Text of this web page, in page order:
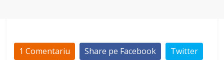
1 Comentariu Share pe Facebook
Twitter